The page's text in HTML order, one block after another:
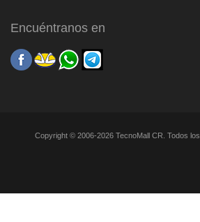
Encuéntranos en
Copyright © 2006-2026 TecnoMall CR. Todos